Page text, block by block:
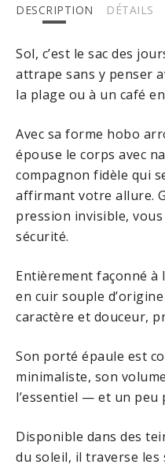
DESCRIPTION DÉTAILS
Sol, c’est le sac des
attrape sans y penser
la plage ou à un café
Avec sa forme hobo
épouse le corps avec
compagnon fidèle qui
affirmant votre allure.
pression invisible,
sécurité.
Entièrement façonné à
en cuir souple
caractère et douceur,
Son porté épaule est
minimaliste, son
l’essentiel — et un peu
Disponible dans des
du soleil, il traverse les